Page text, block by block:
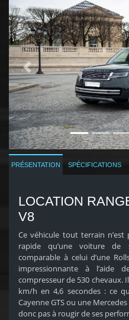
Previous
PRÉSENTATION SPÉCIFICATIONS
LOCATION
V8
Ce véhicule tout terrain
rapide qu’une voiture
comparable à celui d’une
impressionnante à l’aide
compresseur de 530 chevaux.
km/h en 4,6 secondes : ce
Cayenne GTS ou une
donc pas à rougir de ses